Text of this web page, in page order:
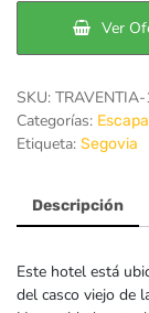
115€.
Ver
SKU:
Categorías:
Etiqueta: Segovia
Descripción
Este hotel está
del casco viejo de